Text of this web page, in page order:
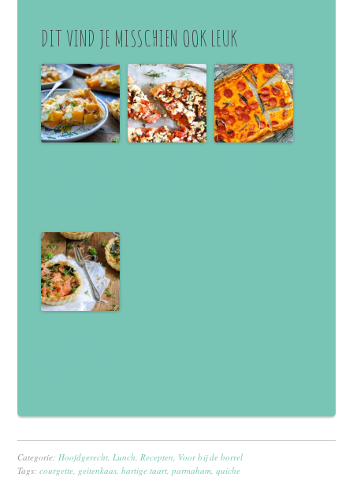
DIT VIND JE MISSCHIEN OOK LEUK
Categorie: Hoofdgerecht Lunch Recepten Voor bij de borrel
Tags:courgette geitenkaas ,hartige taart ,parmaham ,quiche